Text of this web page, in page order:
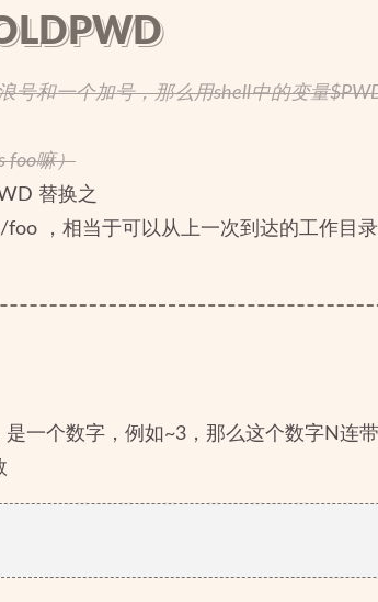
号和一个加号，那么用shell中的变量
foo嘛）
替换之
，相当于可以从上一次到达的工作目
一个数字，例如~3，那么这个数字N连